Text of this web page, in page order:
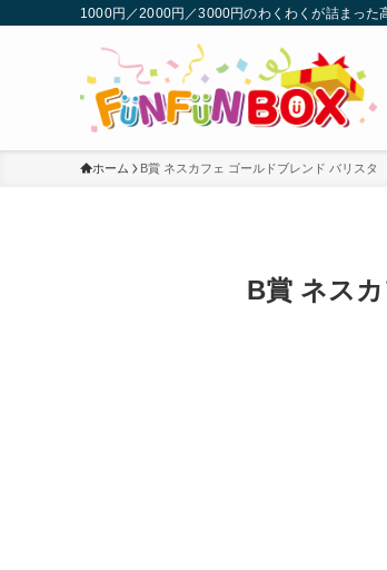
1000円／2000円／3000円のわくわくが詰まっ
ホーム B賞 ネスカフェ ゴールドブレンド バリスタ
B賞 ネス